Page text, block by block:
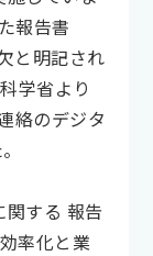
報告書
と明記され
学省より
絡のデジタ
する 報告
率化と業